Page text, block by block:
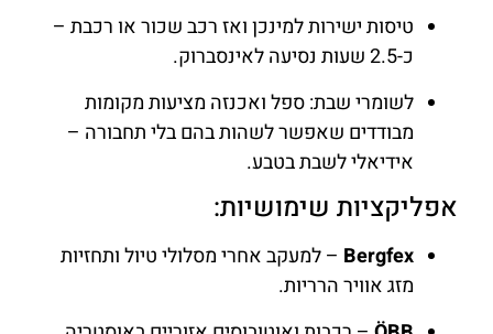
טיסות ישירות למינכן ואז רכב שכור או רכבת –
כ-2.5 שעות נסיעה לאינסברוק.
לשומרי שבת: ספל ואכנזה מציעות מקומות
מבודדים שאפשר לשהות בהם בלי תחבורה –
אידיאלי לשבת בטבע.
אפליקציות שימושיות:
Bergfex – למעקב אחרי מסלולי טיול ותחזיות
מזג אוויר הרריות.